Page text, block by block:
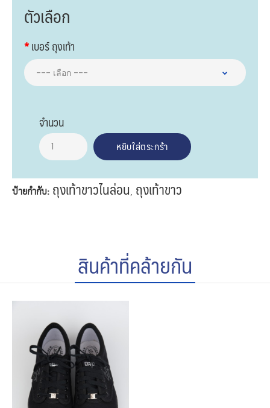
ตัวเลือก
เบอร์ ถุงเท้า
จำนวน
ป้ายกำกับ: ถุงเท้าขาวไนล่อน, ถุงเท้าขาว
สินค้าที่คล้ายกัน